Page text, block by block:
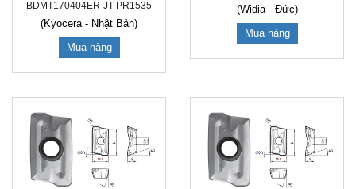
BDMT170404ER-JT-PR1535
(Kyocera - Nhật Bản)
Mua hàng
(Widia - Đức)
Mua hàng